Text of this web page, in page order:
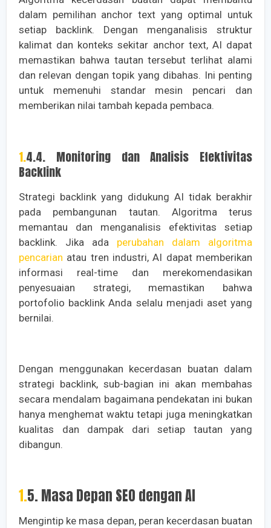
dalam pemilihan anchor text yang optimal untuk
setiap backlink. Dengan menganalisis struktur
kalimat dan konteks sekitar anchor text, AI dapat
memastikan bahwa tautan tersebut terlihat alami
dan relevan dengan topik yang dibahas. Ini penting
untuk memenuhi standar mesin pencari dan
memberikan nilai tambah kepada pembaca.
1.4.4. Monitoring dan Analisis Efektivitas
Backlink
Strategi backlink yang didukung AI tidak berakhir
pada pembangunan tautan. Algoritma terus
memantau dan menganalisis efektivitas setiap
backlink. Jika ada perubahan dalam algoritma
pencarian atau tren industri, AI dapat memberikan
informasi real-time dan merekomendasikan
penyesuaian strategi, memastikan bahwa
portofolio backlink Anda selalu menjadi aset yang
bernilai.
Dengan menggunakan kecerdasan buatan dalam
strategi backlink, sub-bagian ini akan membahas
secara mendalam bagaimana pendekatan ini bukan
hanya menghemat waktu tetapi juga meningkatkan
kualitas dan dampak dari setiap tautan yang
dibangun.
1.5. Masa Depan SEO dengan AI
Mengintip ke masa depan, peran kecerdasan buatan